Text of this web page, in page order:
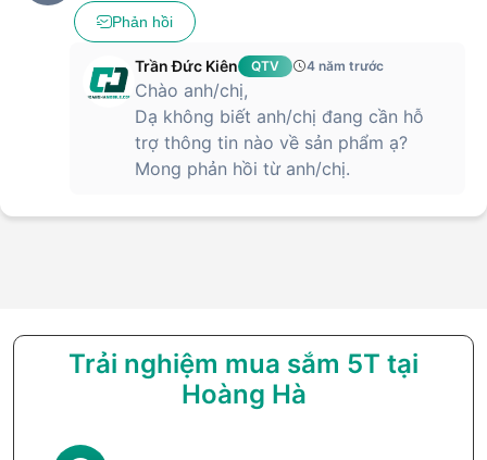
Phản hồi
Trần Đức Kiên QTV 4 năm trước
Chào anh/chị,
Dạ không biết anh/chị đang cần hỗ
trợ thông tin nào về sản phẩm ạ?
Mong phản hồi từ anh/chị.
Trải nghiệm mua sắm 5T tại
Hoàng Hà